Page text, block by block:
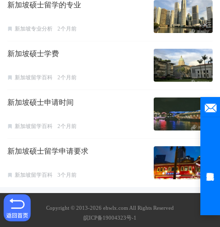
新加坡硕士留学的专业
新加坡专业分析 2个月前
新加坡硕士学费
新加坡留学百科 2个月前
新加坡硕士申请时间
新加坡留学百科 2个月前
新加坡硕士留学申请要求
新加坡留学百科 3个月前
Copyright © 2013-2026 ehwlx.com All Rights Reserved
皖ICP备19004323号-1